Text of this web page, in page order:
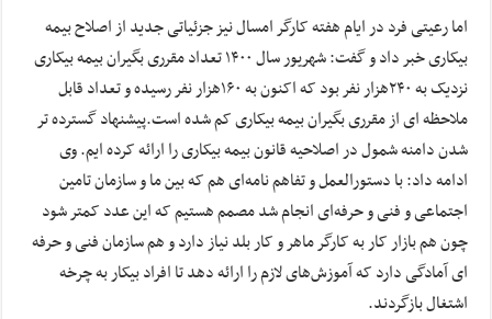
اما رعیتی فرد در ایام هفته کارگر امسال نیز جزئیاتی جدید از اصلاح بیمه
بیکاری خبر داد و گفت: شهریور سال ۱۴۰۰ تعداد مقرری بگیران بیمه بیکاری
نزدیک به ۲۴۰هزار نفر بود که اکنون به ۱۶۰هزار نفر رسیده و تعداد قابل
ملاحظه ای از مقرری بگیران بیمه بیکاری کم شده است.پیشنهاد گسترده تر
شدن دامنه شمول در اصلاحیه قانون بیمه بیکاری را ارائه کرده ایم. وی
ادامه داد: با دستورالعمل و تفاهم نامه‌ای هم که بین ما و سازمان تامین
اجتماعی و فنی و حرفه‌ای انجام شد مصمم هستیم که این عدد کمتر شود
چون هم بازار کار به کارگر ماهر و کار بلد نیاز دارد و هم سازمان فنی و حرفه
ای آمادگی دارد که آموزش‌های لازم را ارائه دهد تا افراد بیکار به چرخه
اشتغال بازگردند.